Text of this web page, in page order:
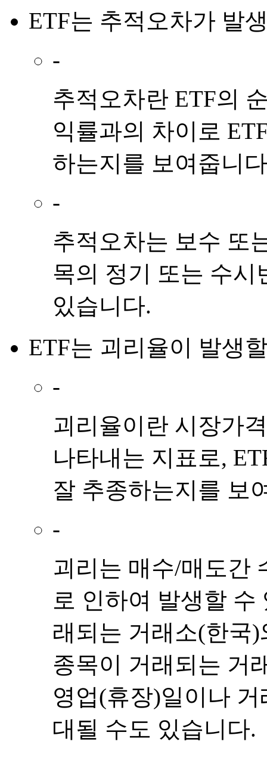
ETF는 추적오차가 발
-
추적오차란 ETF의
익률과의 차이로
하는지를 보여줍니
-
추적오차는 보수 또
목의 정기 또는 수시
있습니다.
ETF는 괴리율이 발생
-
괴리율이란 시장가
나타내는 지표로,
잘 추종하는지를 보
-
괴리는 매수/매도간
로 인하여 발생할 수
래되는 거래소(한국
종목이 거래되는 거
영업(휴장)일이나
대될 수도 있습니다.